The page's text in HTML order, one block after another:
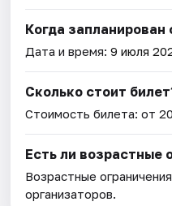
Когда запланирован
Дата и время:9 июля
Сколько стоит
Стоимость билета: от
Есть ли возрастные
Возрастные
организаторов.